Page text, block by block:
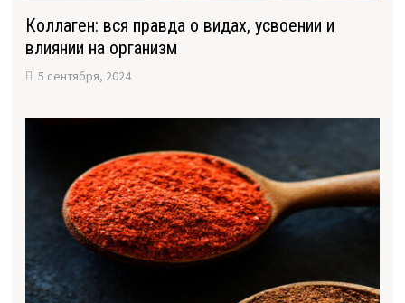
Коллаген: вся правда о видах, усвоении и
влиянии на организм
5 сентября, 2024